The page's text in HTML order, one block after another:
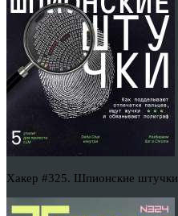
Хакер #325. Шпионские штучки